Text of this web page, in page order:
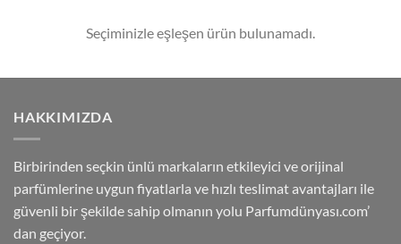
Seçiminizle eşleşen ürün bulunamadı.
HAKKIMIZDA
Birbirinden seçkin ünlü markaların etkileyici ve orijinal
parfümlerine uygun fiyatlarla ve hızlı teslimat avantajları ile
güvenli bir şekilde sahip olmanın yolu Parfumdünyası.com’
dan geçiyor.